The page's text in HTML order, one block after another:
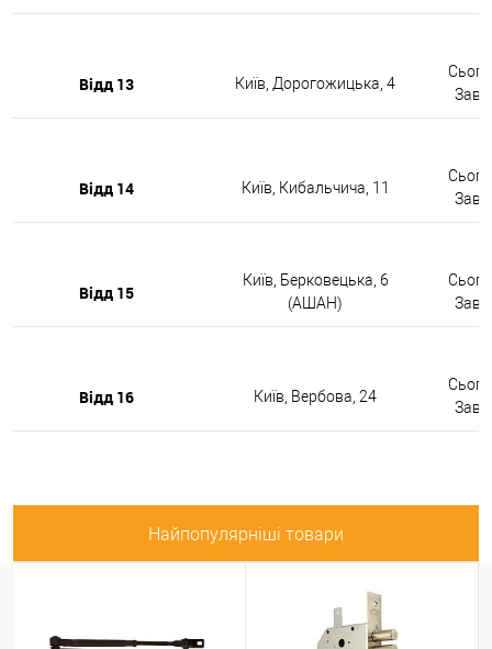
Відд 13 Київ, Дорогожицька, 4
Відд 14 Київ, Кибальчича, 11
Відд 15
Київ, Берковецька, 6
(АШАН)
Відд 16 Київ, Вербова, 24
Найпопулярніші товари